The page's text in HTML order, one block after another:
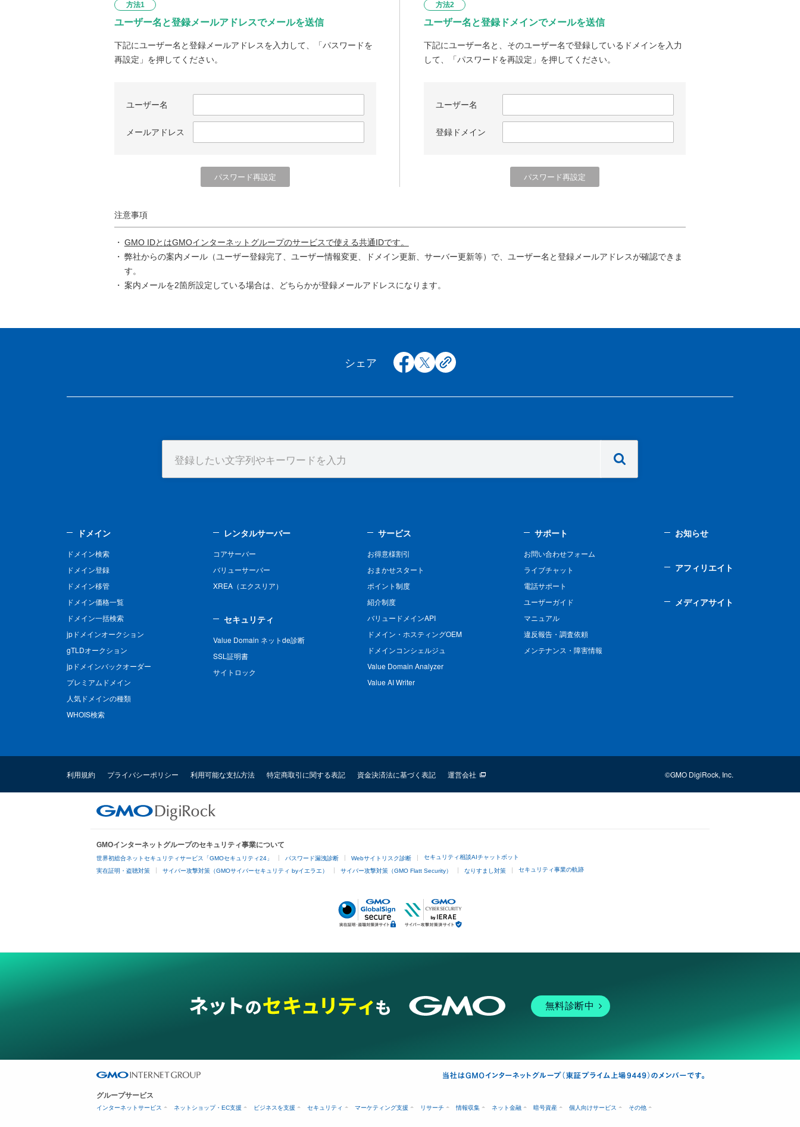
方法1
ユーザー名と登録メールアドレスでメールを送信
下記にユーザー名と登録メールアドレスを入力して、「パスワードを
再設定」を押してください。
ユーザー名
メールアドレス
方法2
ユーザー名と登録ドメインでメールを送信
下記にユーザー名と、そのユーザー名で登録しているドメインを入力
して、「パスワードを再設定」を押してください。
ユーザー名
登録ドメイン
注意事項
GMO IDとはGMOインターネットグループのサービスで使える共通IDです。
弊社からの案内メール（ユーザー登録完了、ユーザー情報変更、ドメイン更新、サーバー更新等）で、ユーザー名と登録メールアドレスが確認できま
す。
案内メールを2箇所設定している場合は、どちらかが登録メールアドレスになります。
シェア facebook
x copy
ドメイン
ドメイン検索
ドメイン登録
ドメイン移管
ドメイン価格一覧
ドメイン一括検索
jpドメインオークション
gTLDオークション
jpドメインバックオーダー
プレミアムドメイン
人気ドメインの種類
WHOIS検索
レンタルサーバー
コアサーバー
バリューサーバー
XREA（エクスリア）
セキュリティ
Value Domain ネットde診断
SSL証明書
サイトロック
サービス
お得意様割引
おまかせスタート
ポイント制度
紹介制度
バリュードメインAPI
ドメイン・ホスティングOEM
ドメインコンシェルジュ
Value Domain Analyzer
Value AI Writer
サポート
お問い合わせフォーム
ライブチャット
電話サポート
ユーザーガイド
マニュアル
違反報告・調査依頼
メンテナンス・障害情報
お知らせ
アフィリエイト
メディアサイト
利用規約 プライバシーポリシー 利用可能な支払方法 特定商取引に関する表記 資金決済法に基づく表記 運営会社 ©GMO DigiRock, Inc.
GMOインターネットグループのセキュリティ事業について
世界初総合ネットセキュリティサービス「GMOセキュリティ24」 パスワード漏洩診断 Webサイトリスク診断 セキュリティ相談AIチャットボット
実在証明・盗聴対策 サイバー攻撃対策（GMOサイバーセキュリティ byイエラエ） サイバー攻撃対策（GMO Flatt Security） なりすまし対策 セキュリティ事業の軌跡
無料診断中
グループサービス
インターネットサービス ネットショップ・EC支援 ビジネスを支援 セキュリティ マーケティング支援 リサーチ 情報収集 ネット金融 暗号資産 個人向けサービス その他